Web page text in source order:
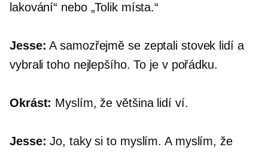
lakování“ nebo „Tolik místa.“
Jesse: A samozřejmě se zeptali stovek lidí a
vybrali toho nejlepšího. To je v pořádku.
Okrást: Myslím, že většina lidí ví.
Jesse: Jo, taky si to myslím. A myslím, že